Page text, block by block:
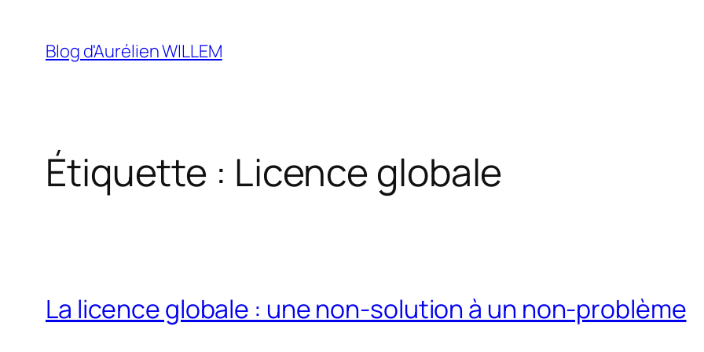
contenu
Blog d'Aurélien WILLEM
Étiquette : Licence globale
La licence globale : une non-solution à un non-problème